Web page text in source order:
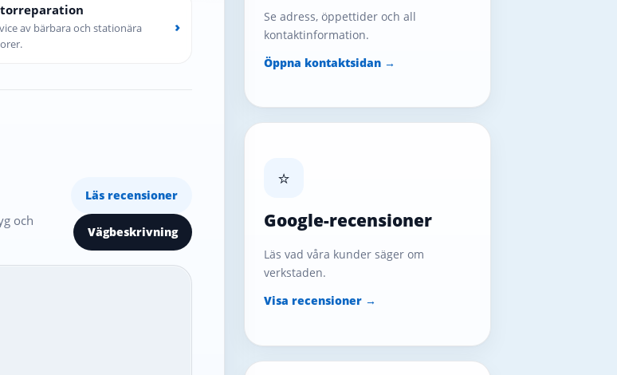
av bärbara och stationära
›
och
Läs recensioner
Vägbeskrivning
Se adress, öppettider och all
kontaktinformation.
Öppna kontaktsidan →
⭐
Google-recensioner
Läs vad våra kunder säger om
verkstaden.
Visa recensioner →